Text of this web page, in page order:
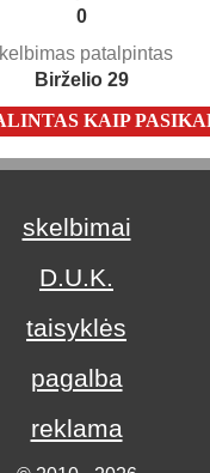
0
patalpintas
Birželio 29
KAIP
skelbimai
D.U.K.
taisyklės
pagalba
reklama